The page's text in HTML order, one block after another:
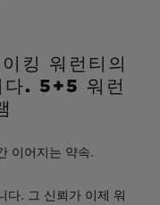
킹 워런티의
다. 5+5 워런
이어지는 약속.
다. 그 신뢰가 이제 워